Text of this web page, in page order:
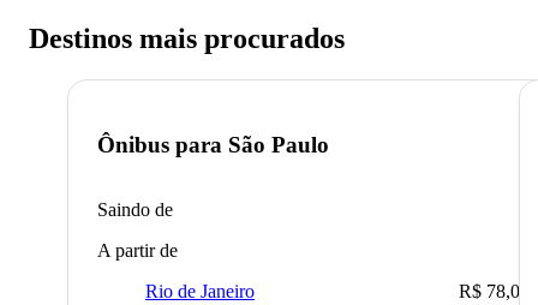
Destinos mais procurados
Ônibus para São Paulo
Saindo de
A partir de
Rio de Janeiro
R$ 78,02